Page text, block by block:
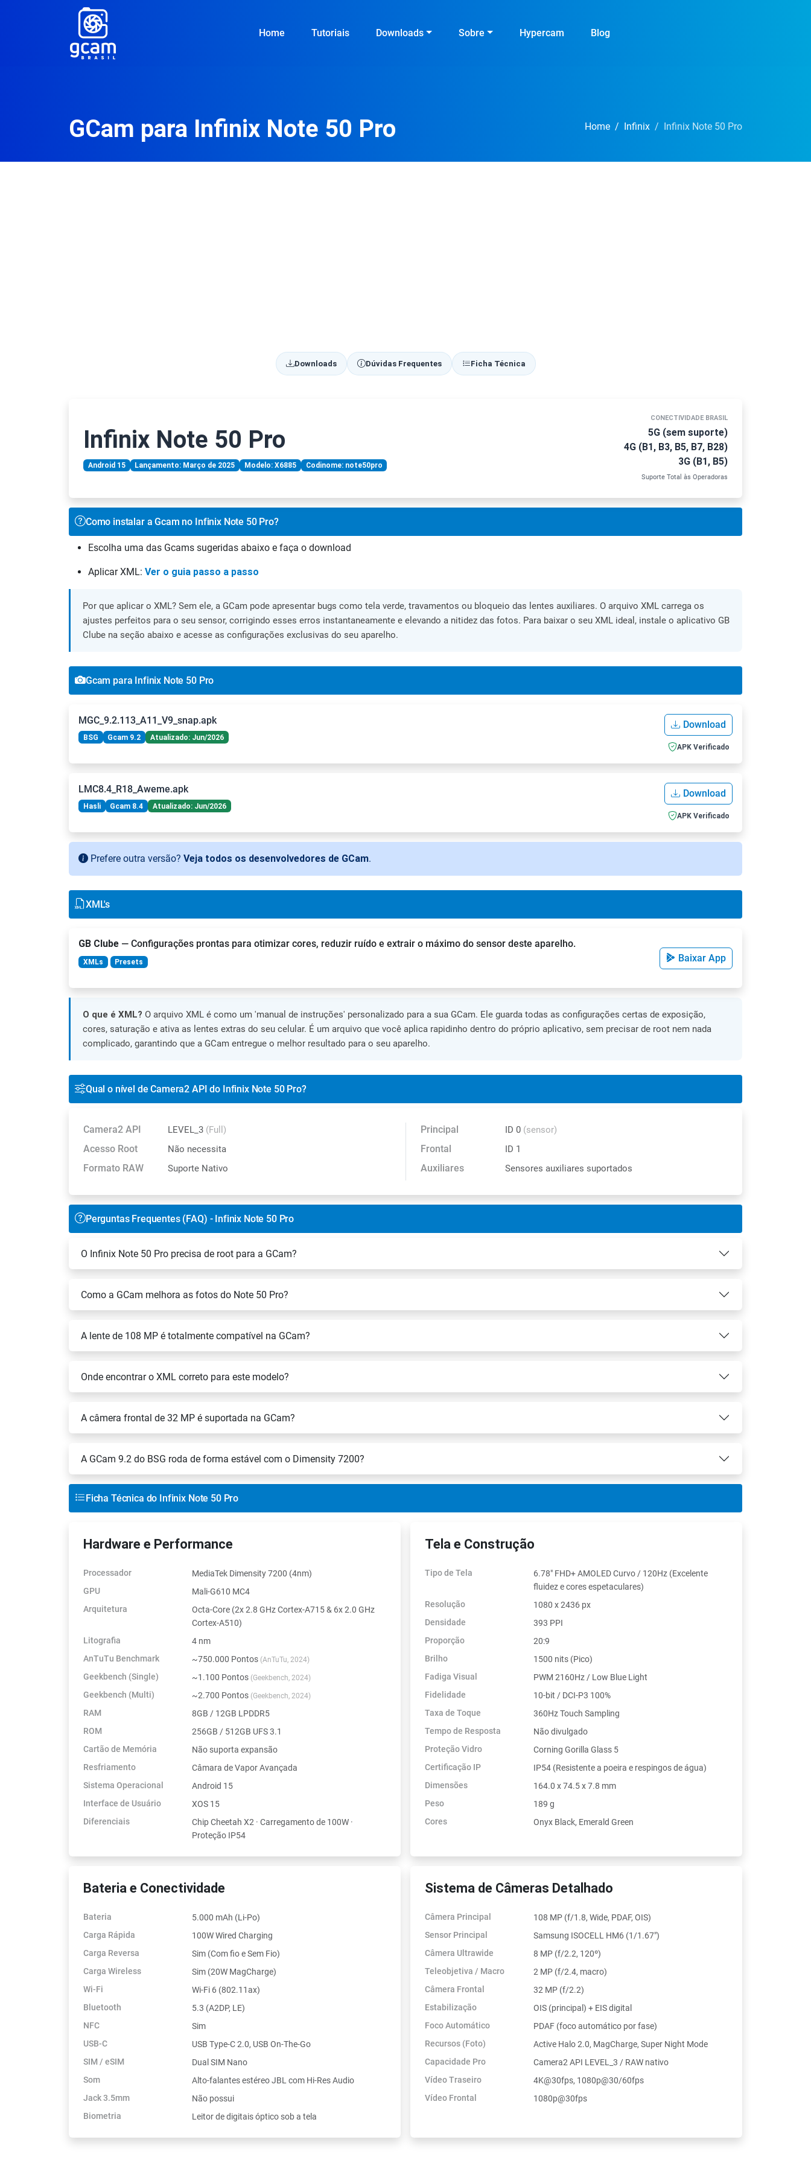
Home Tutoriais Downloads Sobre Hypercam Blog
GCam para Infinix Note 50 Pro Home Infinix Infinix Note 50 Pro
Downloads Dúvidas Frequentes Ficha Técnica
Infinix Note 50 Pro
Android 15 Lançamento: Março de 2025 Modelo: X6885 Codinome: note50pro
CONECTIVIDADE BRASIL
5G (sem suporte)
4G (B1, B3, B5, B7, B28)
3G (B1, B5)
Suporte Total às Operadoras
Como instalar a Gcam no Infinix Note 50 Pro?
Escolha uma das Gcams sugeridas abaixo e faça o download
Aplicar XML: Ver o guia passo a passo
Por que aplicar o XML? Sem ele, a GCam pode apresentar bugs como tela verde, travamentos ou bloqueio das lentes auxiliares. O arquivo XML carrega os
ajustes perfeitos para o seu sensor, corrigindo esses erros instantaneamente e elevando a nitidez das fotos. Para baixar o seu XML ideal, instale o aplicativo GB
Clube na seção abaixo e acesse as configurações exclusivas do seu aparelho.
Gcam para Infinix Note 50 Pro
MGC_9.2.113_A11_V9_snap.apk
BSG Gcam 9.2 Atualizado: Jun/2026
Download
APK Verificado
LMC8.4_R18_Aweme.apk
Hasli Gcam 8.4 Atualizado: Jun/2026
Download
APK Verificado
Prefere outra versão? Veja todos os desenvolvedores de GCam.
XML's
GB Clube — Configurações prontas para otimizar cores, reduzir ruído e extrair o máximo do sensor deste aparelho.
XMLs Presets Baixar App
O que é XML? O arquivo XML é como um 'manual de instruções' personalizado para a sua GCam. Ele guarda todas as configurações certas de exposição,
cores, saturação e ativa as lentes extras do seu celular. É um arquivo que você aplica rapidinho dentro do próprio aplicativo, sem precisar de root nem nada
complicado, garantindo que a GCam entregue o melhor resultado para o seu aparelho.
Qual o nível de Camera2 API do Infinix Note 50 Pro?
Camera2 API LEVEL_3 (Full)
Acesso Root Não necessita
Formato RAW Suporte Nativo
Principal ID 0 (sensor)
Frontal ID 1
Auxiliares Sensores auxiliares suportados
Perguntas Frequentes (FAQ) - Infinix Note 50 Pro
O Infinix Note 50 Pro precisa de root para a GCam?
Como a GCam melhora as fotos do Note 50 Pro?
A lente de 108 MP é totalmente compatível na GCam?
Onde encontrar o XML correto para este modelo?
A câmera frontal de 32 MP é suportada na GCam?
A GCam 9.2 do BSG roda de forma estável com o Dimensity 7200?
Ficha Técnica do Infinix Note 50 Pro
Hardware e Performance
Processador
MediaTek Dimensity 7200 (4nm)
GPU
Mali-G610 MC4
Arquitetura
Octa-Core (2x 2.8 GHz Cortex-A715 & 6x 2.0 GHz
Cortex-A510)
Litografia
4 nm
AnTuTu Benchmark
~750.000 Pontos (AnTuTu, 2024)
Geekbench (Single) ~1.100 Pontos (Geekbench, 2024)
Geekbench (Multi) ~2.700 Pontos (Geekbench, 2024)
RAM
8GB / 12GB LPDDR5
ROM
256GB / 512GB UFS 3.1
Cartão de Memória
Não suporta expansão
Resfriamento
Câmara de Vapor Avançada
Sistema Operacional
Android 15
Interface de Usuário
XOS 15
Diferenciais
Chip Cheetah X2 · Carregamento de 100W ·
Proteção IP54
Tela e Construção
Tipo de Tela
6.78" FHD+ AMOLED Curvo / 120Hz (Excelente
fluidez e cores espetaculares)
Resolução
1080 x 2436 px
Densidade
393 PPI
Proporção
20:9
Brilho
1500 nits (Pico)
Fadiga Visual
PWM 2160Hz / Low Blue Light
Fidelidade
10-bit / DCI-P3 100%
Taxa de Toque
360Hz Touch Sampling
Tempo de Resposta
Não divulgado
Proteção Vidro
Corning Gorilla Glass 5
Certificação IP
IP54 (Resistente a poeira e respingos de água)
Dimensões
164.0 x 74.5 x 7.8 mm
Peso
189 g
Cores
Onyx Black, Emerald Green
Bateria e Conectividade
Bateria
5.000 mAh (Li-Po)
Carga Rápida
100W Wired Charging
Carga Reversa
Sim (Com fio e Sem Fio)
Carga Wireless
Sim (20W MagCharge)
Wi-Fi
Wi-Fi 6 (802.11ax)
Bluetooth
5.3 (A2DP, LE)
NFC
Sim
USB-C
USB Type-C 2.0, USB On-The-Go
SIM / eSIM
Dual SIM Nano
Som
Alto-falantes estéreo JBL com Hi-Res Audio
Jack 3.5mm
Não possui
Biometria
Leitor de digitais óptico sob a tela
Sistema de Câmeras Detalhado
Câmera Principal
108 MP (f/1.8, Wide, PDAF, OIS)
Sensor Principal
Samsung ISOCELL HM6 (1/1.67")
Câmera Ultrawide
8 MP (f/2.2, 120º)
Teleobjetiva / Macro
2 MP (f/2.4, macro)
Câmera Frontal
32 MP (f/2.2)
Estabilização
OIS (principal) + EIS digital
Foco Automático
PDAF (foco automático por fase)
Recursos (Foto)
Active Halo 2.0, MagCharge, Super Night Mode
Capacidade Pro
Camera2 API LEVEL_3 / RAW nativo
Vídeo Traseiro
4K@30fps, 1080p@30/60fps
Vídeo Frontal
1080p@30fps